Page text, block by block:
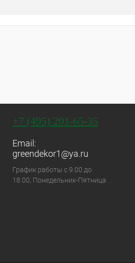
+7 (495) 201-65-35
Email:
greendekor1@ya.ru
График работы с 9.00 до
18.00, Понедельник-Пятница